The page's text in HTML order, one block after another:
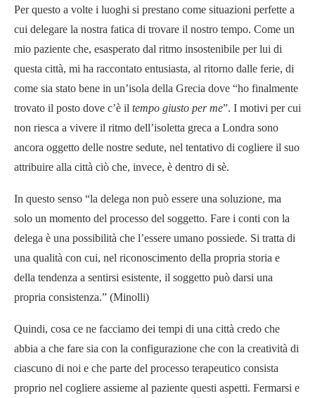
Per questo a volte i luoghi si prestano come situazioni perfette a
cui delegare la nostra fatica di trovare il nostro tempo. Come un
mio paziente che, esasperato dal ritmo insostenibile per lui di
questa città, mi ha raccontato entusiasta, al ritorno dalle ferie, di
come sia stato bene in un’isola della Grecia dove “ho finalmente
trovato il posto dove c’è il tempo giusto per me”. I motivi per cui
non riesca a vivere il ritmo dell’isoletta greca a Londra sono
ancora oggetto delle nostre sedute, nel tentativo di cogliere il suo
attribuire alla città ciò che, invece, è dentro di sè.
In questo senso “la delega non può essere una soluzione, ma
solo un momento del processo del soggetto. Fare i conti con la
delega è una possibilità che l’essere umano possiede. Si tratta di
una qualità con cui, nel riconoscimento della propria storia e
della tendenza a sentirsi esistente, il soggetto può darsi una
propria consistenza.” (Minolli)
Quindi, cosa ce ne facciamo dei tempi di una città credo che
abbia a che fare sia con la configurazione che con la creatività di
ciascuno di noi e che parte del processo terapeutico consista
proprio nel cogliere assieme al paziente questi aspetti. Fermarsi e